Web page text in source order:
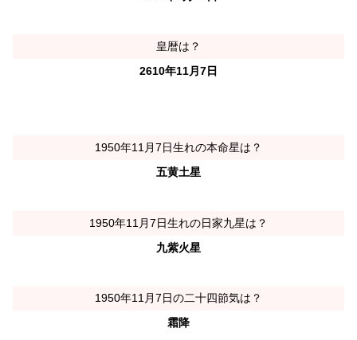
皇暦は？
2610年11月7日
1950年11月7日生れの本命星は？
五黄土星
1950年11月7日生れの日家九星は？
九紫火星
1950年11月7日の二十四節気は？
霜降